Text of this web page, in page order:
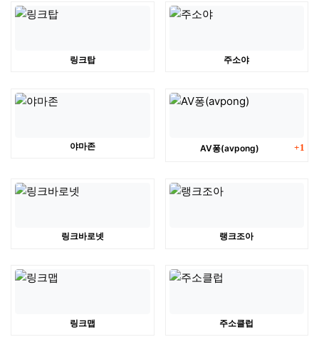
링크탑 주소야
야마존 AV퐁(avpong) 댓글
1
링크바로넷 랭크조아
링크맵 주소클럽